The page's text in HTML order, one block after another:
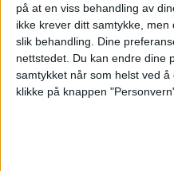
på at en viss behandling av
ikke krever ditt samtykke,
slik behandling. Dine
nettstedet. Du kan endre dine
samtykket når som helst ved
klikke på knappen
Han reagerer på
av hendelsen.
– Det er ikke sånn